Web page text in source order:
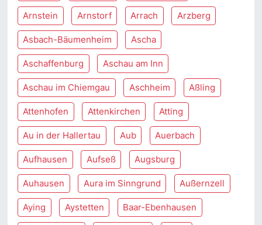
Arnstein Arnstorf Arrach Arzberg
Asbach-Bäumenheim Ascha
Aschaffenburg Aschau am Inn
Aschau im Chiemgau Aschheim Aßling
Attenhofen Attenkirchen Atting
Au in der Hallertau Aub Auerbach
Aufhausen Aufseß Augsburg
Auhausen Aura im Sinngrund Außernzell
Aying Aystetten Baar-Ebenhausen